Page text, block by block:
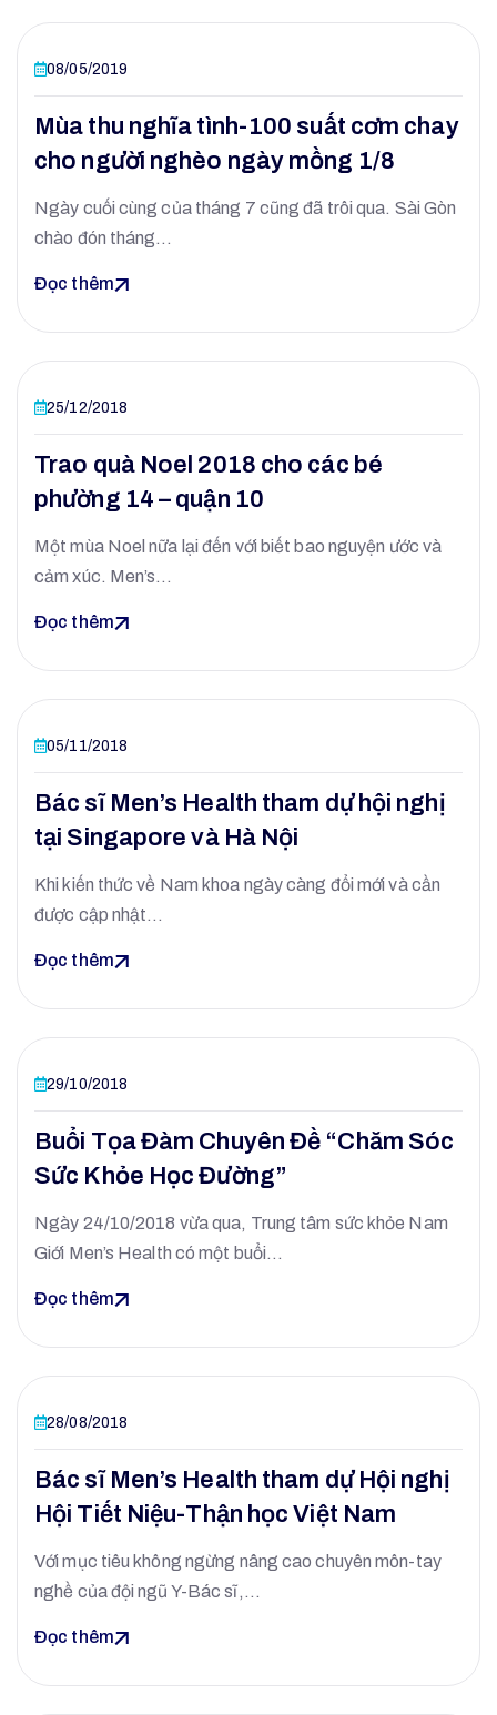
08/05/2019
Mùa thu nghĩa tình-100 suất cơm chay
cho người nghèo ngày mồng 1/8
Ngày cuối cùng của tháng 7 cũng đã trôi qua. Sài Gòn
chào đón tháng…
Đọc thêm
25/12/2018
Trao quà Noel 2018 cho các bé
phường 14 – quận 10
Một mùa Noel nữa lại đến với biết bao nguyện ước và
cảm xúc. Men’s…
Đọc thêm
05/11/2018
Bác sĩ Men’s Health tham dự hội nghị
tại Singapore và Hà Nội
Khi kiến thức về Nam khoa ngày càng đổi mới và cần
được cập nhật…
Đọc thêm
29/10/2018
Buổi Tọa Đàm Chuyên Đề “Chăm Sóc
Sức Khỏe Học Đường”
Ngày 24/10/2018 vừa qua, Trung tâm sức khỏe Nam
Giới Men’s Health có một buổi…
Đọc thêm
28/08/2018
Bác sĩ Men’s Health tham dự Hội nghị
Hội Tiết Niệu-Thận học Việt Nam
Với mục tiêu không ngừng nâng cao chuyên môn-tay
nghề của đội ngũ Y-Bác sĩ,…
Đọc thêm